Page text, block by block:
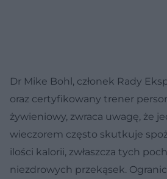
Dr Mike Bohl, członek Rady
oraz certyfikowany trener
żywieniowy, zwraca uwagę, że
wieczorem często skutkuje
ilości kalorii, zwłaszcza tych
niezdrowych przekąsek.